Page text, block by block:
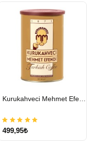
GÖNDERİ
Kurukahveci Mehmet Efendi Türk Kahvesi 500 G
499,95₺